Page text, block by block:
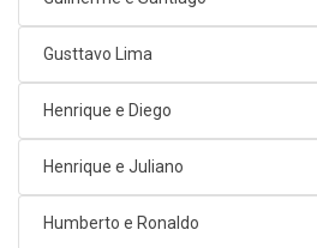
Gusttavo Lima
Henrique e Diego
Henrique e Juliano
Humberto e Ronaldo